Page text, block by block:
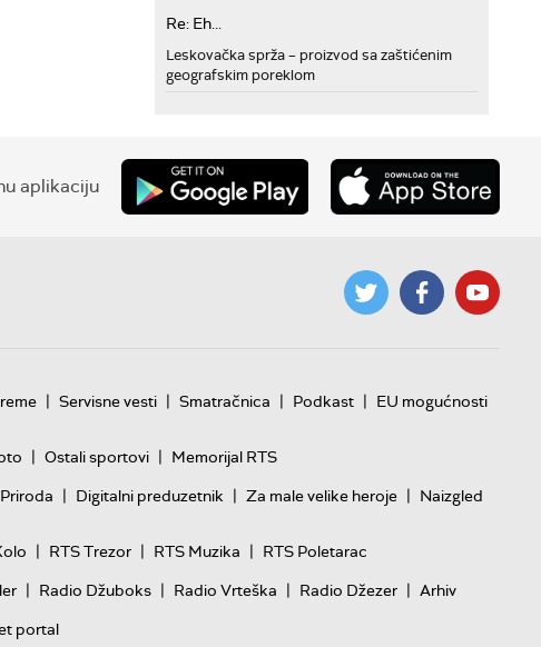
Re: Eh...
Leskovačka sprža – proizvod sa zaštićenim
geografskim poreklom
aplikaciju
| Servisne vesti | Smatračnica | Podkast | EU mogućnosti
| Ostali sportovi | Memorijal RTS
Priroda | Digitalni preduzetnik | Za male velike heroje | Naizgled
| RTS Trezor | RTS Muzika | RTS Poletarac
| Radio Džuboks | Radio Vrteška | Radio Džezer | Arhiv
portal